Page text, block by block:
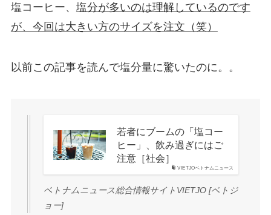
塩コーヒー、 塩分が多いのは理解しているのです
が、今回は大きい方のサイズを注文（笑）
以前この記事を読んで塩分量に驚いたのに。。
VIETJOベトナムニュース
若者にブームの「塩コー
ヒー」、飲み過ぎにはご
注意［社会］
ベトナムニュース総合情報サイトVIETJO [ベトジ
ョー]